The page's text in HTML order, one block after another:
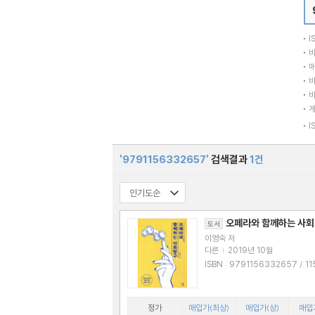
'9791156332657' 검색결과1건
도서 오페라와 함께하는 사
이영숙 저
다른 | 2019년 10월
ISBN : 9791156332657 / 1156332
정가 매입가(최상) 매입가(상) 매